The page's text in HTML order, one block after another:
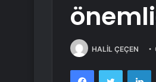
HALİL ÇEÇEN
FacebookTwitter